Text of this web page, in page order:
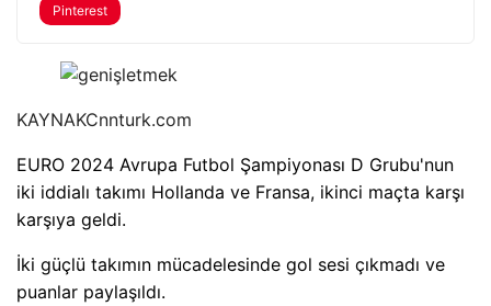
Pinterest
KAYNAKCnnturk.com
EURO 2024 Avrupa Futbol Şampiyonası D Grubu'nun
iki iddialı takımı Hollanda ve Fransa, ikinci maçta karşı
karşıya geldi.
İki güçlü takımın mücadelesinde gol sesi çıkmadı ve
puanlar paylaşıldı.